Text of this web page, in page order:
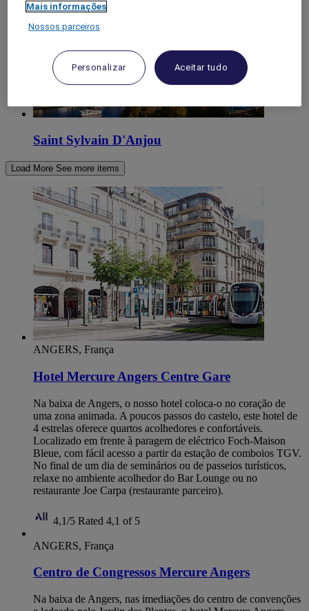
Saint Sylvain D'Anjou
Load More See more items
ANGERS, França
Hotel Mercure Angers Centre Gare
Na baixa de Angers, o nosso hotel coloca-o no coração de
uma zona animada. A poucos passos do castelo, este hotel de
4 estrelas oferece quartos acolhedores e confortáveis.
Localizado em frente à paragem de eléctrico Foch-Maison
Bleue, com fácil acesso a partir da estação de comboios TGV.
No final de um dia de seminários ou de passeios turísticos,
relaxe no ambiente acolhedor do Bar Lounge ou no
restaurante Joe Carpa (restaurante parceiro).
4,1/5 Rated 4,1 of 5
ANGERS, França
Centro de Congressos Mercure Angers
Na baixa de Angers, nas imediações do centro de convenções
Mais informações
Nossos parceiros
Personalizar Aceitar tudo